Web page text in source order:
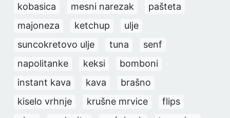
kobasica
mesni narezak
pašteta
majoneza
ketchup
ulje
suncokretovo ulje
tuna
senf
napolitanke
keksi
bomboni
instant kava
kava
brašno
kiselo vrhnje
krušne mrvice
flips